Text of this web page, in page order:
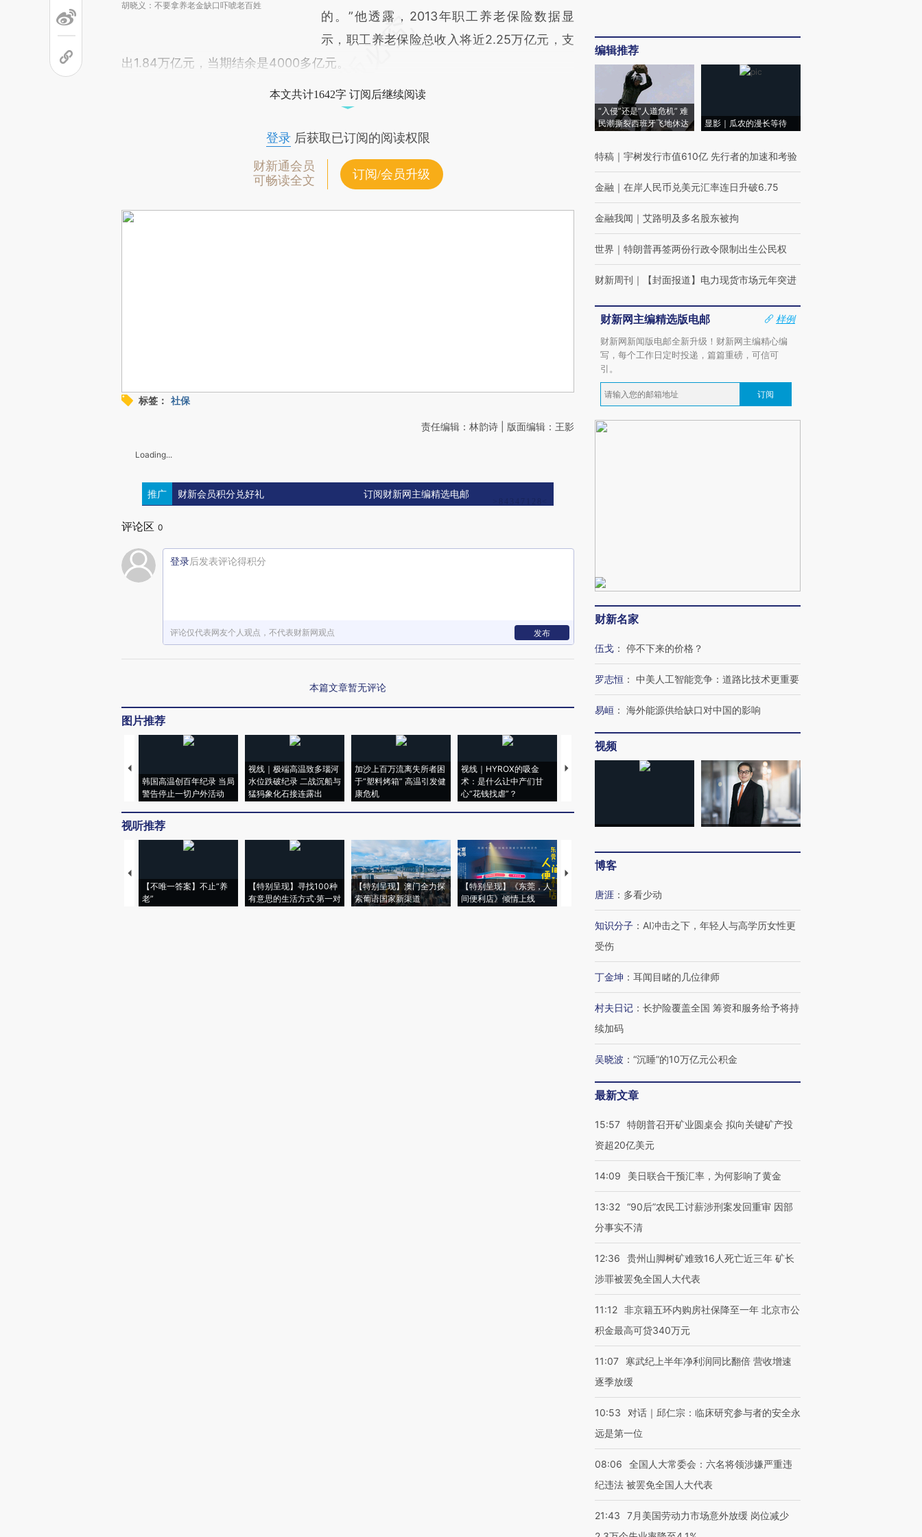
胡晓义：不要拿养老金缺口吓唬老百姓
的。”他透露，2013年职工养老保险数据显
示，职工养老保险总收入将近2.25万亿元，支
出1.84万亿元，当期结余是4000多亿元。
本文共计1642字 订阅后继续阅读
登录后获取已订阅的阅读权限
财新通会员
可畅读全文
订阅/会员升级
标签： 社保
责任编辑：林韵诗 | 版面编辑：王影
Loading...
推广 财新会员积分兑好礼 订阅财新网主编精选电邮
评论区 0
登录后发表评论得积分
评论仅代表网友个人观点，不代表财新网观点 发布
本篇文章暂无评论
图片推荐
韩国高温创百年纪录 当局
警告停止一切户外活动
视线｜极端高温致多瑙河
水位跌破纪录 二战沉船与
猛犸象化石接连露出
加沙上百万流离失所者困
于“塑料烤箱” 高温引发健
康危机
视线｜HYROX的吸金
术：是什么让中产们甘
心“花钱找虐”？
马航飞行员跨国走私7万
视线｜被称为“蟑螂”的印
度Z世代 用街头抗争将教
育部长拱下台
视线｜“入侵”还是“人道危
机”？难民潮撕裂西班牙
视听推荐
【不唯一答案】不止“养
老”
【特别呈现】寻找100种
有意思的生活方式·第一对
【特别呈现】澳门全力探
索葡语国家新渠道
【特别呈现】《东莞，人
间便利店》倾情上线
【推广】走进第四届链博
编辑推荐
“入侵”还是“人道危机” 难
民潮撕裂西班牙飞地休达
显影｜瓜农的漫长等待
特稿 ｜ 宇树发行市值610亿 先行者的加速和考验
金融 ｜ 在岸人民币兑美元汇率连日升破6.75
金融我闻 ｜ 艾路明及多名股东被拘
世界 ｜ 特朗普再签两份行政令限制出生公民权
财新周刊 ｜ 【封面报道】电力现货市场元年突进
财新网主编精选版电邮
样例
财新网新闻版电邮全新升级！财新网主编精心编
写，每个工作日定时投递，篇篇重磅，可信可
引。
订阅
财新名家
伍戈 ： 停不下来的价格？
罗志恒 ： 中美人工智能竞争：道路比技术更重要
易峘 ： 海外能源供给缺口对中国的影响
视频
博客
唐涯 ： 多看少动
知识分子 ： AI冲击之下，年轻人与高学历女性更
受伤
丁金坤 ： 耳闻目睹的几位律师
村夫日记 ： 长护险覆盖全国 筹资和服务给予将持
续加码
吴晓波 ： “沉睡”的10万亿元公积金
最新文章
15:57 特朗普召开矿业圆桌会 拟向关键矿产投
资超20亿美元
14:09 美日联合干预汇率，为何影响了黄金
13:32 “90后”农民工讨薪涉刑案发回重审 因部
分事实不清
12:36
贵州山脚树矿难致16人死亡近三年 矿长
涉罪被罢免全国人大代表
11:12 非京籍五环内购房社保降至一年 北京市公
积金最高可贷340万元
11:07
寒武纪上半年净利润同比翻倍 营收增速
逐季放缓
10:53
对话｜邱仁宗：临床研究参与者的安全永
远是第一位
08:06
全国人大常委会：六名将领涉嫌严重违
纪违法 被罢免全国人大代表
21:43
7月美国劳动力市场意外放缓 岗位减少